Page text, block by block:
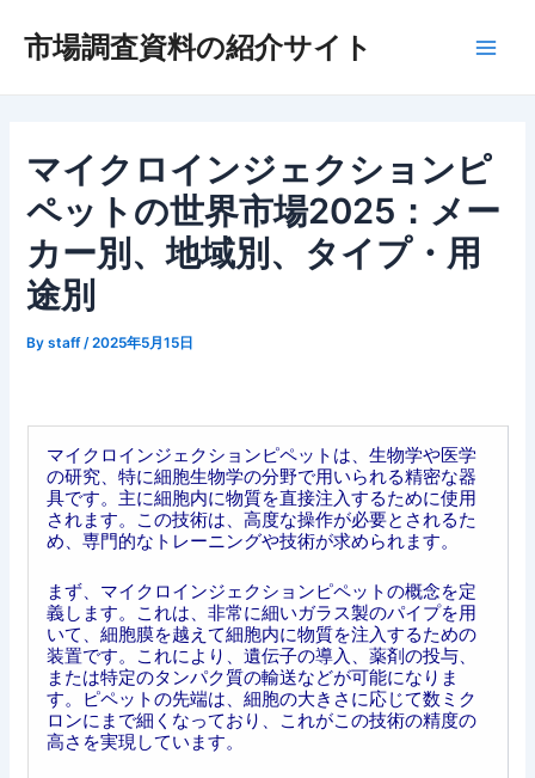
市場調査資料の紹介サイト
マイクロインジェクションピ
ペットの世界市場2025：メー
カー別、地域別、タイプ・用
途別
Bystaff /2025年5月15日
マイクロインジェクションピペットは、生物学や医学
の研究、特に細胞生物学の分野で用いられる精密な器
具です。主に細胞内に物質を直接注入するために使用
されます。この技術は、高度な操作が必要とされるた
め、専門的なトレーニングや技術が求められます。
まず、マイクロインジェクションピペットの概念を定
義します。これは、非常に細いガラス製のパイプを用
いて、細胞膜を越えて細胞内に物質を注入するための
装置です。これにより、遺伝子の導入、薬剤の投与、
または特定のタンパク質の輸送などが可能になりま
す。ピペットの先端は、細胞の大きさに応じて数ミク
ロンにまで細くなっており、これがこの技術の精度の
高さを実現しています。